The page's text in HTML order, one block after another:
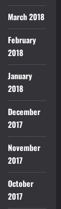
March 2018
February
2018
January
2018
December
2017
November
2017
October
2017